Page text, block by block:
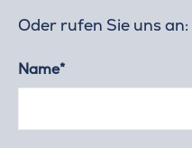
Oder rufen Sie uns an:
Name*